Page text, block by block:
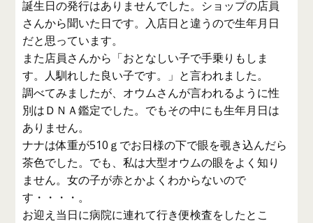
誕生日の発行はありませんでした。ショップの店員
さんから聞いた日です。入店日と違うので生年月日
だと思っています。
また店員さんから「おとなしい子で手乗りもしま
す。人馴れした良い子です。」と言われました。
調べてみましたが、オウムさんが言われるように性
別はＤＮＡ鑑定でした。でもその中にも生年月日は
ありません。
ナナは体重が510ｇでお日様の下で眼を覗き込んだら
茶色でした。でも、私は大型オウムの眼をよく知り
ません。女の子が赤とかよくわからないので
す・・・・。
お迎え当日に病院に連れて行き便検査をしたとこ